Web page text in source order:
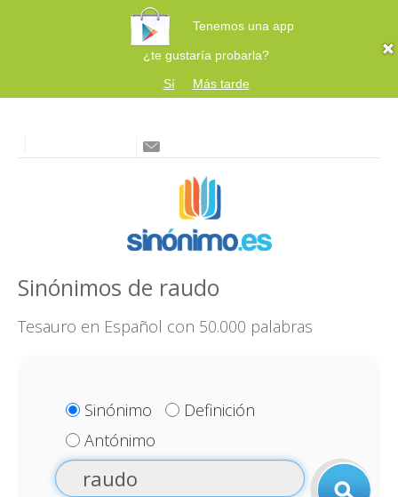
Tenemos una app
¿te gustaría probarla?
Sí
Más tarde
Sinónimos de raudo
Tesauro en Español con 50.000 palabras
Sinónimo
Definición
Antónimo